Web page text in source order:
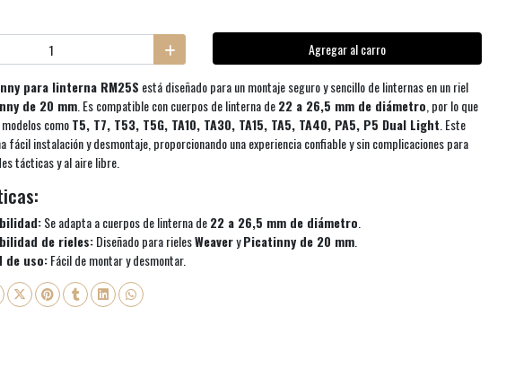
Agregar al carro
para linterna RM25S está diseñado para un montaje seguro y sencillo de linternas en un riel
de 20 mm . Es compatible con cuerpos de linterna de22 a 26,5 mm de diámetro , por lo que
comoT5, T7, T53, T5G, TA10, TA30, TA15, TA5, TA40, PA5, P5 Dual Light . Este
fácil instalación y desmontaje, proporcionando una experiencia confiable y sin complicaciones para
tácticas y al aire libre.
Se adapta a cuerpos de linterna de22 a 26,5 mm de diámetro
de rieles:Diseñado para rielesWeaveryPicatinny de 20 mm
de uso:Fácil de montar y desmontar.